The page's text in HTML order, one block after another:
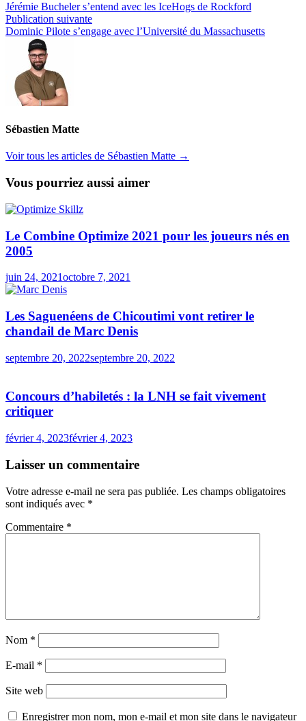
de
l’article
précédente :
Jérémie Bucheler s’entend avec les IceHogs de Rockford
Publication suivantePublication
suivante :
Dominic Pilote s’engage avec l’Université du Massachusetts
Sébastien Matte
Voir tous les articles de Sébastien Matte →
Vous pourriez aussi aimer
Le Combine Optimize 2021 pour les joueurs nés en
2005
juin 24, 2021octobre 7, 2021
Les Saguenéens de Chicoutimi vont retirer le
chandail de Marc Denis
septembre 20, 2022septembre 20, 2022
Concours d’habiletés : la LNH se fait vivement
critiquer
février 4, 2023février 4, 2023
Laisser un commentaire
Votre adresse e-mail ne sera pas publiée. Les champs obligatoires
sont indiqués avec *
Commentaire *
Nom *
E-mail *
Site web
Enregistrer mon nom, mon e-mail et mon site dans le navigateur